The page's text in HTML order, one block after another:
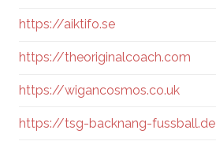
https://aiktifo.se
https://theoriginalcoach.com
https://wigancosmos.co.uk
https://tsg-backnang-fussball.de